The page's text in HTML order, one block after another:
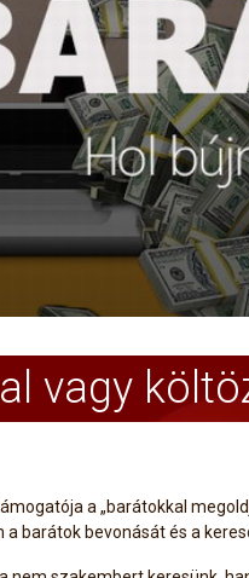
vagy
a „barátokkal
a barátok bevonását és a